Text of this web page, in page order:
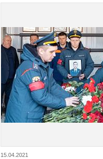
15.04.2021